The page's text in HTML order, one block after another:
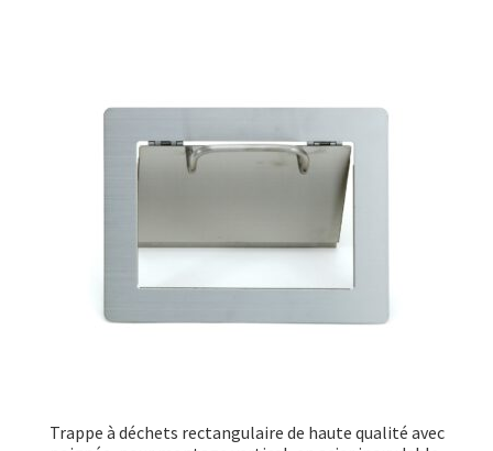
Trappe à déchets rectangulaire de haute qualité avec